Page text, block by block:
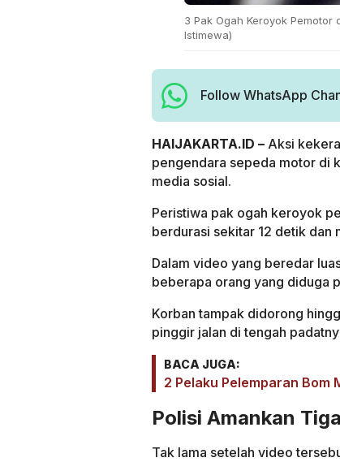
3 Pak Ogah Keroyok Pemotor
Istimewa)
Follow WhatsApp
HAIJAKARTA.ID – Aksi
pengendara sepeda motor di
media sosial.
Peristiwa pak ogah keroyok
berdurasi sekitar 12 detik dan
Dalam video yang beredar
beberapa orang yang diduga
Korban tampak didorong
pinggir jalan di tengah
BACA JUGA:
2 Pelaku Pelemparan Bom
Polisi Amankan
Tak lama setelah video